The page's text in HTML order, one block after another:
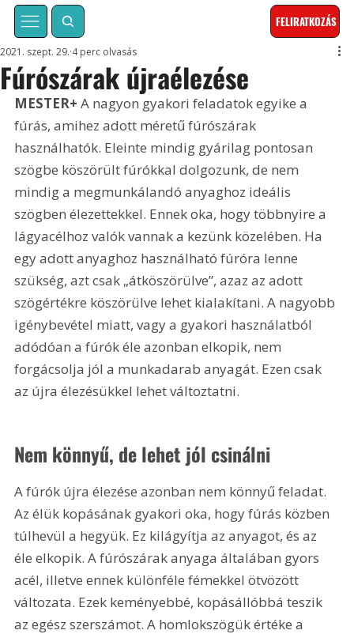
FELIRATKOZÁS
Fúrószárak újraélezése
2021. szept. 29. 4 perc olvasás
MESTER+ A nagyon gyakori feladatok egyike a
fúrás, amihez adott méretű fúrószárak
használhatók. Eleinte mindig gyárilag pontosan
szögbe köszörült fúrókkal dolgozunk, de nem
mindig a megmunkálandó anyaghoz ideális
szögben élezettekkel. Ennek oka, hogy többnyire a
lágyacélhoz valók vannak a kezünk közelében. Ha
egy adott anyaghoz használható fúróra lenne
szükség, azt csak „átköszörülve”, azaz az adott
szögértékre köszörülve lehet kialakítani. A nagyobb
igénybevétel miatt, vagy a gyakori használatból
adódóan a fúrók éle azonban elkopik, nem
forgácsolja jól a munkadarab anyagát. Ezen csak
az újra élezésükkel lehet változtatni.
Nem könnyű, de lehet jól csinálni
A fúrók újra élezése azonban nem könnyű feladat.
Az élük kopásának gyakori oka, hogy fúrás közben
túlhevül a hegyük. Ez kilágyítja az anyagot, és az
éle elkopik. A fúrószárak anyaga általában gyors
acél, illetve ennek különféle fémekkel ötvözött
változata. Ezek keményebbé, kopásállóbbá teszik
az egész szerszámot. A homlokszögük értéke a